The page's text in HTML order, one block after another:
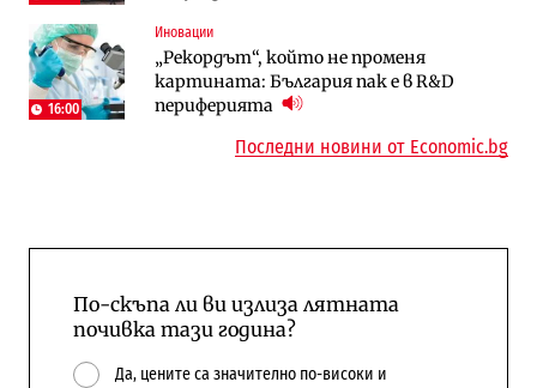
16:00
Иновации
„Рекордът“, който не променя
картината: България пак е в R&D
периферията
Digi&AI
Трафикът толкова е намалял, че големи
медии обмислят да се откажат
напълно от Google
Компании
„Ендуросат“ ще строи огромен
космически и отбранителен център в
Доброславци
Последни новини от Economic.bg
По-скъпа ли ви излиза лятната
почивка тази година?
Да, цените са значително по-високи и